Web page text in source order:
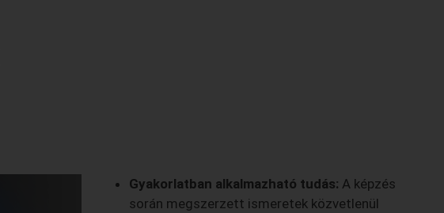
Gyakorlatban alkalmazható tudás: A képzés
során megszerzett ismeretek közvetlenül